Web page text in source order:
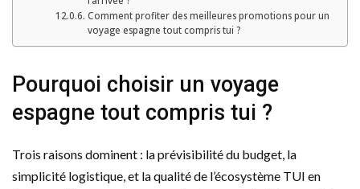
Comment profiter des meilleures promotions pour un
voyage espagne tout compris tui ?
Pourquoi choisir un voyage
espagne tout compris tui ?
Trois raisons dominent : la prévisibilité du budget, la
simplicité logistique, et la qualité de l’écosystème TUI en